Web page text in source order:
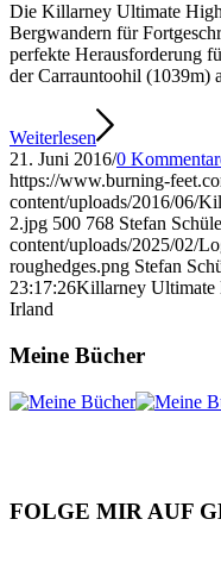
Die Killarney Ultimate
Bergwandern für
perfekte Herausforderung
der Carrauntoohil (1039m)
Weiterlesen
21. Juni 2016/0
https://www.burning-
content/uploads/2016/06/
2.jpg 500 768 Stefan
content/uploads/2025/02/
roughedges.png Stefan
23:17:26Killarney Ultimate
Irland
Meine Bücher
FOLGE MIR AUF